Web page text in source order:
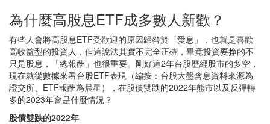
為什麼高股息ETF成多數人新歡？
有些人會將高股息ETF受歡迎的原因歸咎於「愛息」，也就是喜歡
高收益型的投資人，但這說法其實不完全正確，畢竟投資要挣的不
只是股息，「總報酬」也很重要。剛好這2年台股歷經股市的多空，
現在就從數據來看台股ETF表現（編按：台股大盤含息資料來源為
證交所、ETF報酬為晨星），在股債雙跌的2022年熊市以及反彈轉
多的2023年會是什麼情況？
股債雙跌的2022年